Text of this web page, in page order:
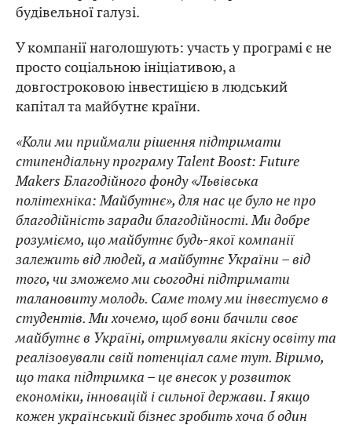
будівельної галузі.
У компанії наголошують: участь у програмі є не
просто соціальною ініціативою, а
довгостроковою інвестицією в людський
капітал та майбутнє країни.
«Коли ми приймали рішення підтримати
стипендіальну програму Talent Boost: Future
Makers Благодійного фонду «Львівська
політехніка: Майбутнє», для нас це було не про
благодійність заради благодійності. Ми добре
розуміємо, що майбутнє будь-якої компанії
залежить від людей, а майбутнє України – від
того, чи зможемо ми сьогодні підтримати
талановиту молодь. Саме тому ми інвестуємо в
студентів. Ми хочемо, щоб вони бачили своє
майбутнє в Україні, отримували якісну освіту та
реалізовували свій потенціал саме тут. Віримо,
що така підтримка – це внесок у розвиток
економіки, інновацій і сильної держави. І якщо
кожен український бізнес зробить хоча б один